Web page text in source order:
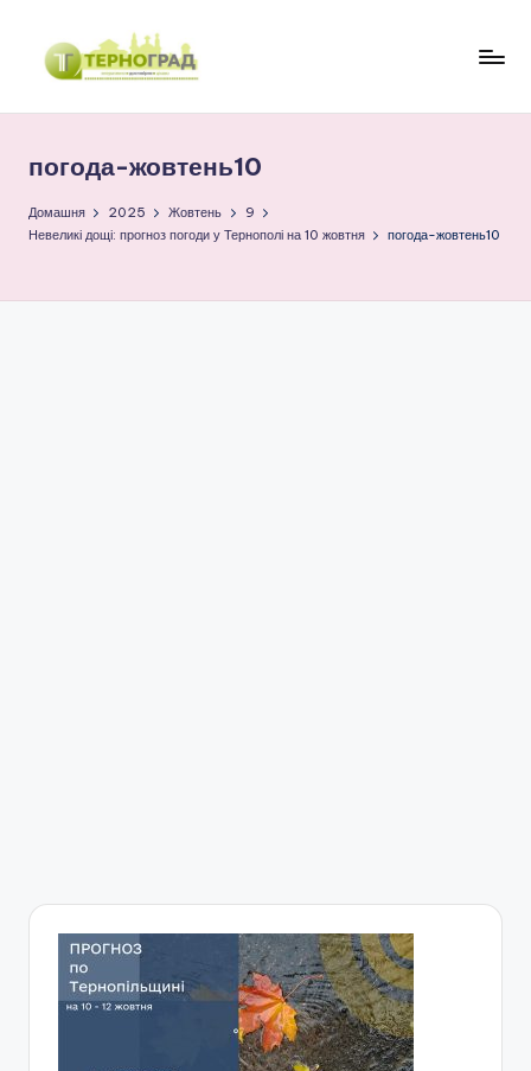
Перейти
р
н
г
погода-жовтень10
Домашня 2025 Жовтень
9
Невеликі дощі: прогноз погоди у Тернополі на 10 жовтня
погода-жовтень10